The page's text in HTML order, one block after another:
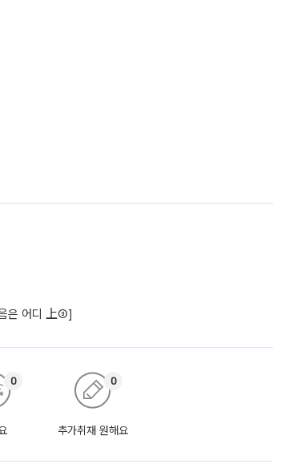
음은 어디 上③]
0
추가취재 원해요
0